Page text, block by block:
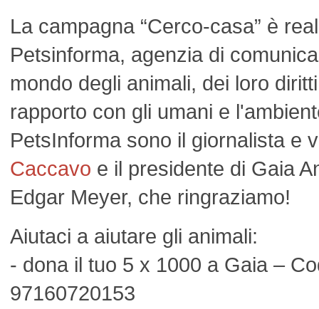
La campagna “Cerco-casa” è
Petsinforma, agenzia di
mondo degli animali, dei loro
rapporto con gli umani e
PetsInforma sono il giornalista e
Caccavo e il presidente di Gaia
Edgar Meyer, che ringraziamo!
Aiutaci a aiutare gli animali:
- dona il tuo 5 x 1000 a Gaia –
97160720153